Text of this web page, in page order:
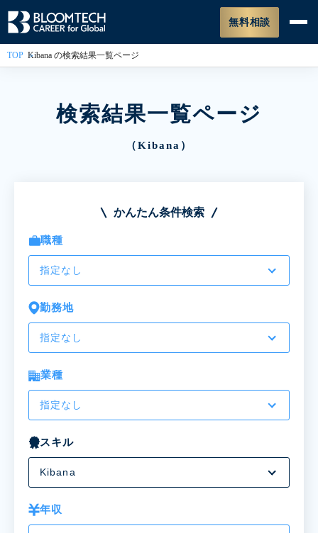
無料相談
TOP Kibana の検索結果一覧ページ
検索結果一覧ページ
（Kibana）
かんたん条件検索
職種
指定なし
勤務地
指定なし
業種
指定なし
スキル
Kibana
年収